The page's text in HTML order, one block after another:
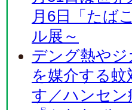
月6日「たば
ル展～
デング熱や
を媒介する
す／ハンセ